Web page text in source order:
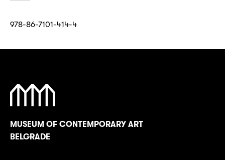
978-86-7101-414-4
MUSEUM OF CONTEMPORARY ART
BELGRADE